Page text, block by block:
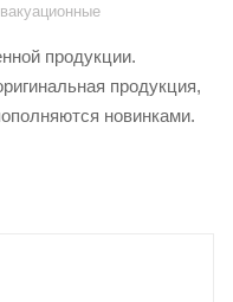
продукции.
продукция,
новинками.